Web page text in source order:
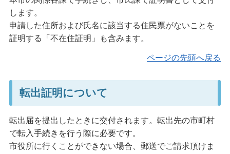
します。
申請した住所および氏名に該当する住民票がないことを
証明する「不在住証明」も含みます。
ページの先頭へ戻る
転出証明について
転出届を提出したときに交付されます。転出先の市町村
で転入手続きを行う際に必要です。
市役所に行くことができない場合、郵送でご請求頂けま